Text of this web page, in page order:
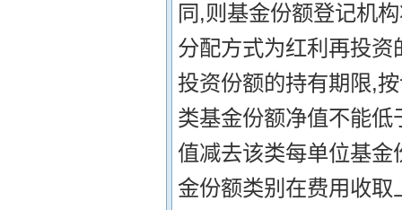
同,则基金份额登记机
分配方式为红利再投
投资份额的持有期限,
类基金份额净值不能
值减去该类每单位基
金份额类别在费用收